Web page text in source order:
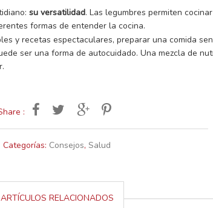
su versatilidad. Las legumbres permiten
formas de entender la cocina.
y recetas espectaculares, preparar una comida
ser una forma de autocuidado. Una mezcla de
:
Categorías: Consejos, Salud
ARTÍCULOS RELACIONADOS